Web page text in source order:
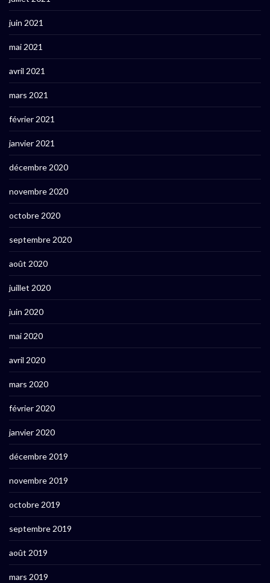
juin 2021
mai 2021
avril 2021
mars 2021
février 2021
janvier 2021
décembre 2020
novembre 2020
octobre 2020
septembre 2020
août 2020
juillet 2020
juin 2020
mai 2020
avril 2020
mars 2020
février 2020
janvier 2020
décembre 2019
novembre 2019
octobre 2019
septembre 2019
août 2019
mars 2019